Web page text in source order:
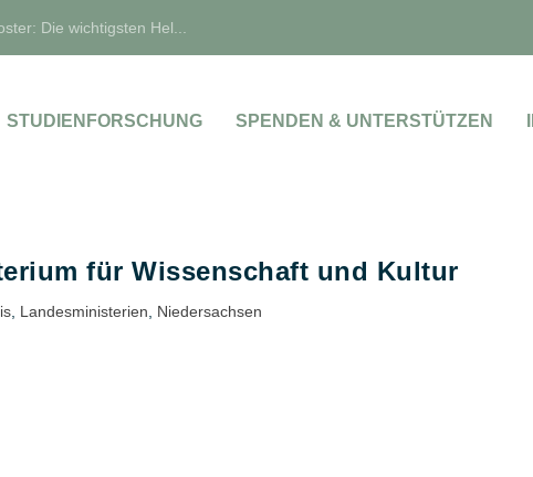
Die wichtigsten Hel...
STUDIENFORSCHUNG SPENDEN & UNTERSTÜTZEN
für Wissenschaft und Kultur
, Landesministerien Niedersachsen